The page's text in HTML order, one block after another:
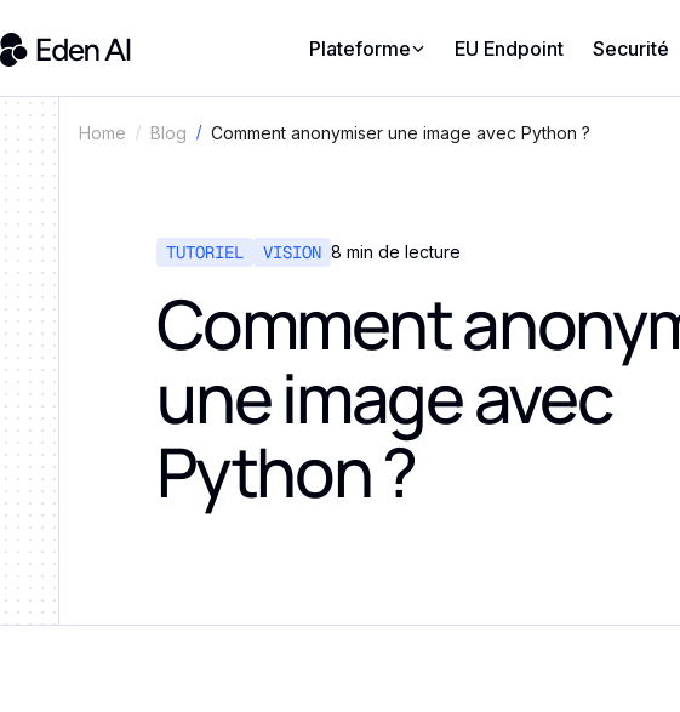
Plateforme EU Endpoint Securité
Home Blog Comment anonymiser une image avec Python ?
TUTORIEL VISION 8 min de lecture
Comment
une image avec
Python ?